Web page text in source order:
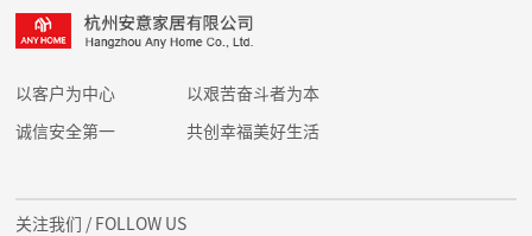
以客户为中心 以艰苦奋斗者为本
诚信安全第一 共创幸福美好生活
关注我们 / FOLLOW US